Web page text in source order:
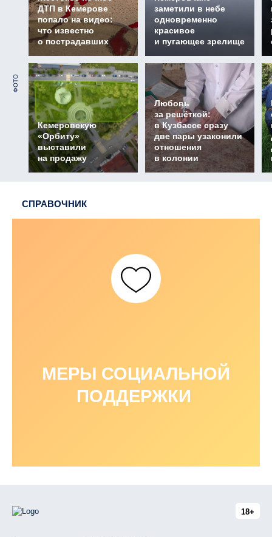
ДТП в Кемерове
попало на видео:
что известно
о пострадавших
заметили в небе
одновременно
красивое
и пугающее зрелище
ФОТО
Кемеровскую
«Орбиту»
выставили
на продажу
Любовь
за решёткой:
в Кузбассе сразу
две пары узаконили
отношения
в колонии
СПРАВОЧНИК
МЕРЫ СОЦИАЛЬНОЙ
ПОДДЕРЖКИ
18+